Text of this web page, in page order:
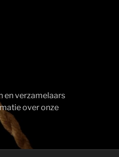
en verzamelaars
over onze